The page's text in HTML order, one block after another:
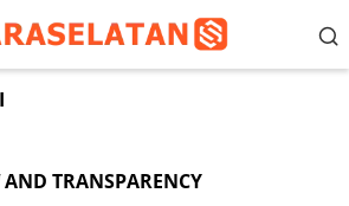
AND TRANSPARENCY